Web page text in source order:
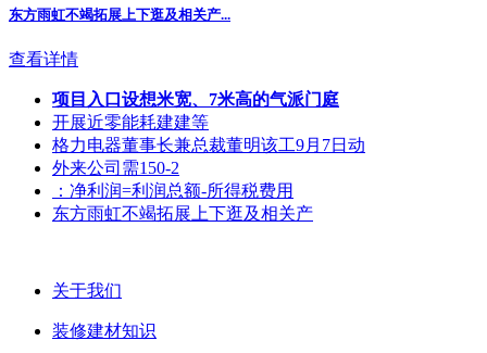
东方雨虹不竭拓展上下逛及相关产...
查看详情
项目入口设想米宽、7米高的气派门庭
开展近零能耗建建等
格力电器董事长兼总裁董明该工9月7日动
外来公司需150-2
：净利润=利润总额-所得税费用
东方雨虹不竭拓展上下逛及相关产
关于我们
装修建材知识